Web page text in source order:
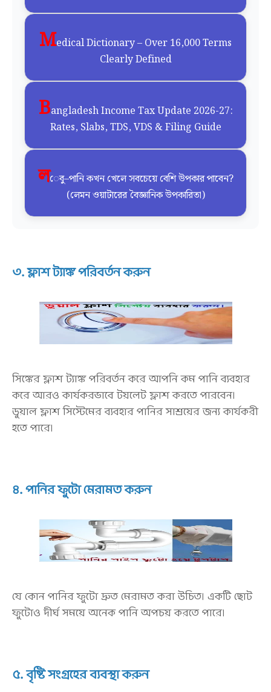
Medical Dictionary – Over 16,000 Terms
Clearly Defined
Bangladesh Income Tax Update 2026-27:
Rates, Slabs, TDS, VDS & Filing Guide
লেবু–পানি কখন খেলে সবচেয়ে বেশি উপকার পাবেন?
(লেমন ওয়াটারের বৈজ্ঞানিক উপকারিতা)
৩. ফ্লাশ ট্যাঙ্ক পরিবর্তন করুন
সিঙ্কের ফ্লাশ ট্যাঙ্ক পরিবর্তন করে আপনি কম পানি ব্যবহার
করে আরও কার্যকরভাবে টয়লেট ফ্লাশ করতে পারবেন।
ডুয়াল ফ্লাশ সিস্টেমের ব্যবহার পানির সাশ্রয়ের জন্য কার্যকরী
হতে পারে।
৪. পানির ফুটো মেরামত করুন
যে কোন পানির ফুটো দ্রুত মেরামত করা উচিত। একটি ছোট
ফুটোও দীর্ঘ সময়ে অনেক পানি অপচয় করতে পারে।
৫. বৃষ্টি সংগ্রহের ব্যবস্থা করুন